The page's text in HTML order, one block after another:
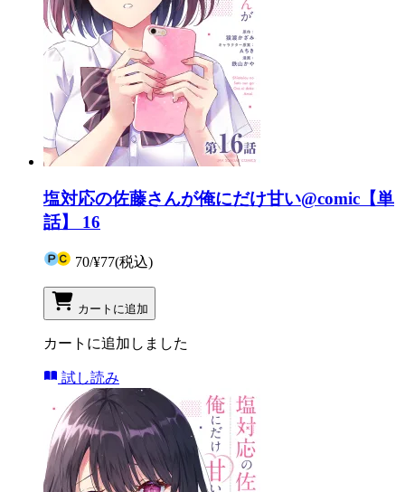
塩対応の佐藤さんが俺にだけ甘い@comic【単
話】 16
70/¥77(税込)
カートに追加
カートに追加しました
試し読み